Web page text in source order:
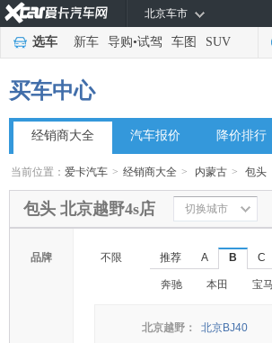
北京车市
选车 新车 导购•试驾 车图 SUV
买车中心
经销商大全 汽车报价 降价排行
当前位置：爱卡汽车 > 经销商大全 > 内蒙古 > 包头
包头 北京越野4s店 切换城市
品牌 不限 推荐 A B C
奔驰 本田 宝马
北京越野： 北京BJ40